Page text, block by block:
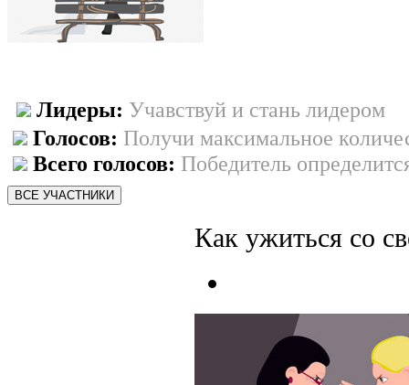
Лидеры: Учавствуй и стань лидером
Голосов: Получи максимальное
Всего голосов: Победитель
ВСЕ УЧАСТНИКИ
Как ужиться со